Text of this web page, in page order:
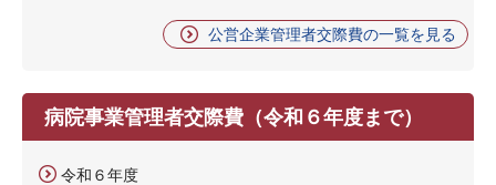
公営企業管理者交際費の一覧を見る
病院事業管理者交際費（令和６年度まで）
令和６年度